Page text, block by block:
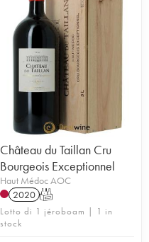
Château du Taillan Cru
Bourgeois Exceptionnel
Haut Médoc AOC
2020 T
Lotto di 1 jéroboam | 1 in
stock